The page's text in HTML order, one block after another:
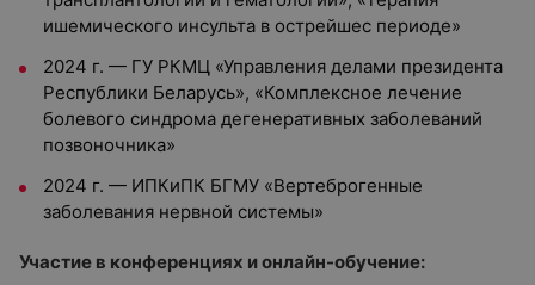
ишемического инсульта в острейшес периоде»
2024 г. — ГУ РКМЦ «Управления делами президента
Республики Беларусь», «Комплексное лечение
болевого синдрома дегенеративных заболеваний
позвоночника»
2024 г. — ИПКиПК БГМУ «Вертеброгенные
заболевания нервной системы»
Участие в конференциях и онлайн-обучение: